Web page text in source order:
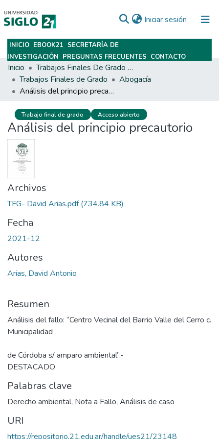
Iniciar sesión (current)
Subir
INICIO EBOOK21 SECRETARÍA DE
INVESTIGACIÓN PREGUNTAS FRECUENTES CONTACTO
Inicio
Trabajos Finales De Grado Y Posgrado
Trabajos Finales de Grado
Abogacía
Análisis del principio precautorio
Trabajo final de grado Acceso abierto
Análisis del principio precautorio
Archivos
TFG- David Arias.pdf(734.84 KB)
Fecha
2021-12
Autores
Arias, David Antonio
Resumen
Análisis del fallo: “Centro Vecinal del Barrio Valle del Cerro c.
Municipalidad
de Córdoba s/ amparo ambiental”.-
DESTACADO
Palabras clave
Derecho ambiental, Nota a Fallo, Análisis de caso
URI
https://repositorio.21.edu.ar/handle/ues21/23148